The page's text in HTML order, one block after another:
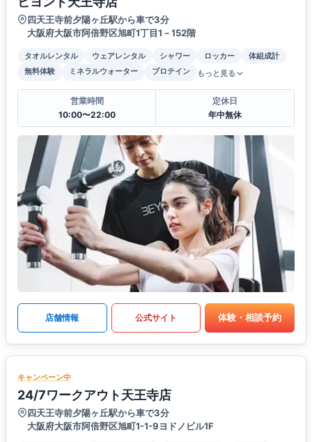
四天王寺前夕陽ヶ丘駅から車で3分
大阪府大阪市阿倍野区旭町1丁目1－152階
タオルレンタル ウェアレンタル シャワー ロッカー
体組成計
無料体験
ミネラルウォーター プロテイン もっと見る
営業時間
10:00〜22:00
定休日
年中無休
店舗情報 公式サイト 体験・相談予約
キャンペーン中
24/7ワークアウト天王寺店
四天王寺前夕陽ヶ丘駅から車で3分
大阪府大阪市阿倍野区旭町1-1-9ヨドノビル1F